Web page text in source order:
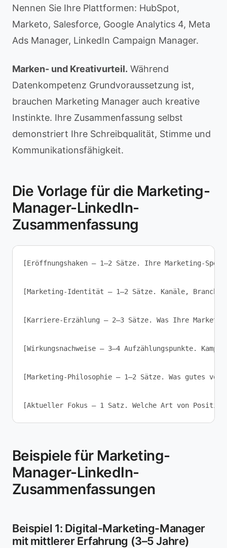
Nennen Sie Ihre Plattformen: HubSpot,
Marketo, Salesforce, Google Analytics 4, Meta
Ads Manager, LinkedIn Campaign Manager.
Marken- und Kreativurteil. Während
Datenkompetenz Grundvoraussetzung ist,
brauchen Marketing Manager auch kreative
Instinkte. Ihre Zusammenfassung selbst
demonstriert Ihre Schreibqualität, Stimme und
Kommunikationsfähigkeit.
Die Vorlage für die Marketing-
Manager-LinkedIn-
Zusammenfassung
[Eröffnungshaken — 1–2 Sätze. Ihre Marketing-
[Marketing-Identität — 1–2 Sätze. Kanäle, Branchen,
[Karriere-Erzählung — 2–3 Sätze. Was Ihre
[Wirkungsnachweise — 3–4 Aufzählungspunkte.
[Marketing-Philosophie — 1–2 Sätze. Was gutes
Beispiele für Marketing-
Manager-LinkedIn-
Zusammenfassungen
Beispiel 1: Digital-Marketing-Manager
mit mittlerer Erfahrung (3–5 Jahre)